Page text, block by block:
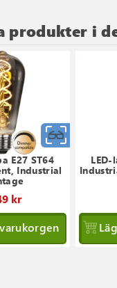
produkter i
E27 ST64
Industrial
kr
LED-